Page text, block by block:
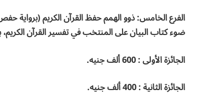
الفرع الخامس: ذوو الهمم حفظ القرآن الكريم (برواية
ضوء كتاب البيان على المنتخب في تفسير القرآن الكريم،
الجائزة الأولى : 600 ألف جنيه.
الجائزة الثانية : 400 ألف جنيه.